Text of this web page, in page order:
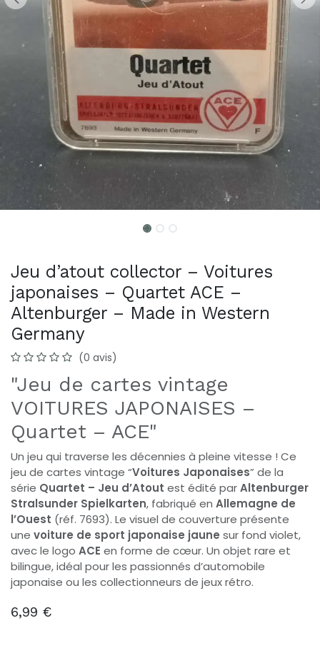
Jeu d’atout collector – Voitures
japonaises – Quartet ACE –
Altenburger – Made in Western
Germany
(0 avis)
"Jeu de cartes vintage
VOITURES JAPONAISES –
Quartet – ACE"
Un jeu qui traverse les décennies à pleine vitesse ! Ce
jeu de cartes vintage “Voitures Japonaises” de la
série Quartet – Jeu d’Atout est édité parAltenburger
Stralsunder Spielkarten, fabriqué en Allemagne de
l’Ouest (réf. 7693). Le visuel de couverture présente
une voiture de sport japonaise jaune sur fond violet,
avec le logo ACE en forme de cœur. Un objet rare et
bilingue, idéal pour les passionnés d’automobile
japonaise ou les collectionneurs de jeux rétro.
6,99 €